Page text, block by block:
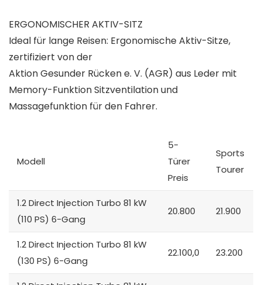
ERGONOMISCHER AKTIV-SITZ
Ideal für lange Reisen: Ergonomische Aktiv-Sitze,
zertifiziert von der
Aktion Gesunder Rücken e. V. (AGR) aus Leder mit
Memory-Funktion Sitzventilation und
Massagefunktion für den Fahrer.
Modell
5-
Türer
Preis
Sports
Tourer
1.2 Direct Injection Turbo 81 kW
(110 PS) 6-Gang
20.800 21.900
1.2 Direct Injection Turbo 81 kW
(130 PS) 6-Gang
22.100,0 23.200